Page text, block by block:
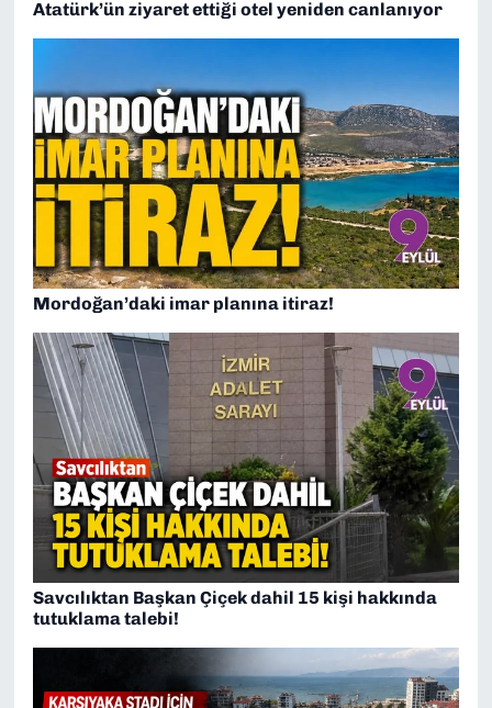
Atatürk’ün ziyaret ettiği otel yeniden canlanıyor
Mordoğan’daki imar planına itiraz!
Savcılıktan Başkan Çiçek dahil 15 kişi hakkında
tutuklama talebi!